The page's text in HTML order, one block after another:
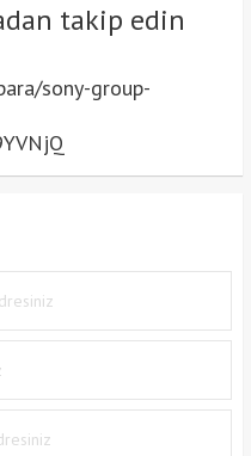
takip edin
sony-group-